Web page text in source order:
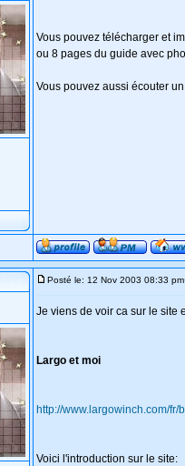
Vous pouvez télécharger et
ou 8 pages du guide avec
Vous pouvez aussi écouter
Posté le: 12 Nov 2003 08:33 pm
Je viens de voir ca sur le site
Largo et moi
http://www.largowinch.com/fr/
Voici l'introduction sur le site: